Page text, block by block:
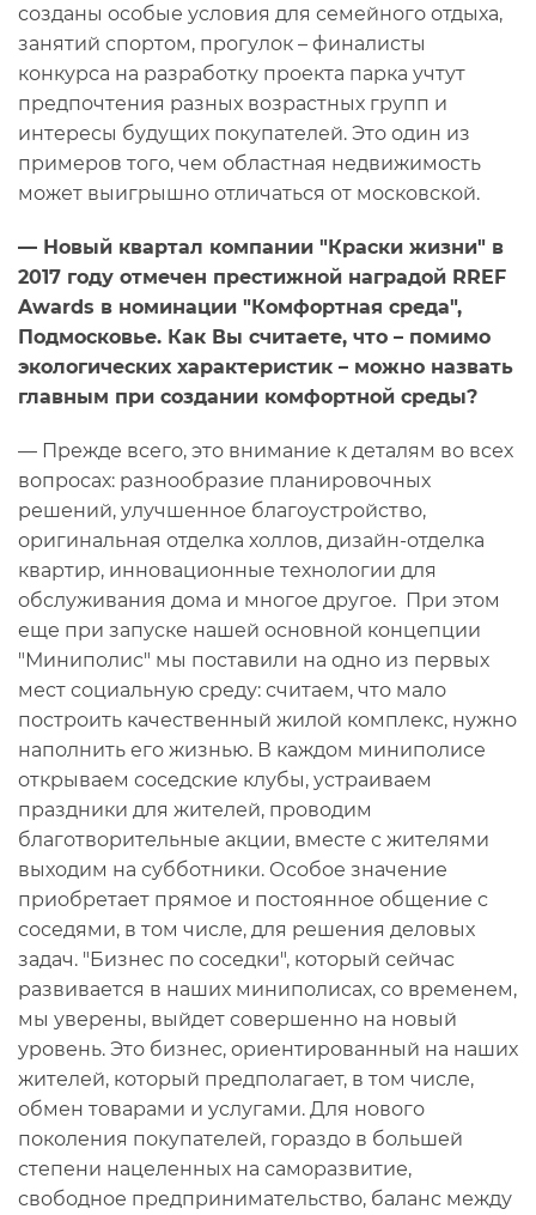
созданы особые условия для семейного отдыха,
занятий спортом, прогулок – финалисты
конкурса на разработку проекта парка учтут
предпочтения разных возрастных групп и
интересы будущих покупателей. Это один из
примеров того, чем областная недвижимость
может выигрышно отличаться от московской.
— Новый квартал компании "Краски жизни" в
2017 году отмечен престижной наградой RREF
Awards в номинации "Комфортная среда",
Подмосковье. Как Вы считаете, что – помимо
экологических характеристик – можно назвать
главным при создании комфортной среды?
— Прежде всего, это внимание к деталям во всех
вопросах: разнообразие планировочных
решений, улучшенное благоустройство,
оригинальная отделка холлов, дизайн-отделка
квартир, инновационные технологии для
обслуживания дома и многое другое. При этом
еще при запуске нашей основной концепции
"Миниполис" мы поставили на одно из первых
мест социальную среду: считаем, что мало
построить качественный жилой комплекс, нужно
наполнить его жизнью. В каждом миниполисе
открываем соседские клубы, устраиваем
праздники для жителей, проводим
благотворительные акции, вместе с жителями
выходим на субботники. Особое значение
приобретает прямое и постоянное общение с
соседями, в том числе, для решения деловых
задач. "Бизнес по соседки", который сейчас
развивается в наших миниполисах, со временем,
мы уверены, выйдет совершенно на новый
уровень. Это бизнес, ориентированный на наших
жителей, который предполагает, в том числе,
обмен товарами и услугами. Для нового
поколения покупателей, гораздо в большей
степени нацеленных на саморазвитие,
свободное предпринимательство, баланс между